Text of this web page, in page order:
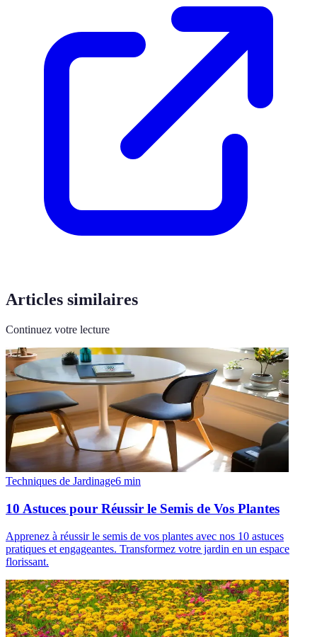
Articles similaires
Continuez votre lecture
Techniques de Jardinage6 min
10 Astuces pour Réussir le Semis de Vos Plantes
Apprenez à réussir le semis de vos plantes avec nos 10 astuces
pratiques et engageantes. Transformez votre jardin en un espace
florissant.